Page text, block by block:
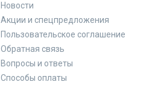
Новости
Акции и спецпредложения
Пользовательское соглашение
Обратная связь
Вопросы и ответы
Способы оплаты